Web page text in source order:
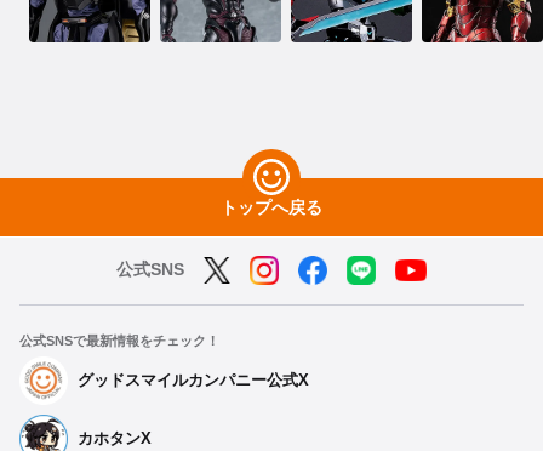
トップへ戻る
公式SNS
公式SNSで最新情報をチェック！
グッドスマイルカンパニー公式X
カホタンX